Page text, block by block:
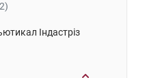
Індастріз